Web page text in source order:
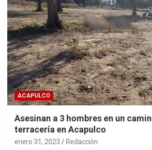
ACAPULCO
Asesinan a 3 hombres en un
terracería en Acapulco
enero 31, 2023 Redacción